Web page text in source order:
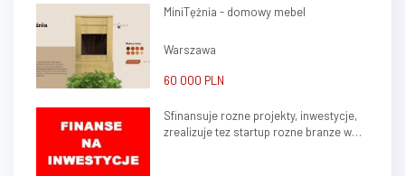
MiniTężnia - domowy mebel
Warszawa
60 000 PLN
Sfinansuje rozne projekty, inwestycje,
zrealizuje tez startup rozne branze w